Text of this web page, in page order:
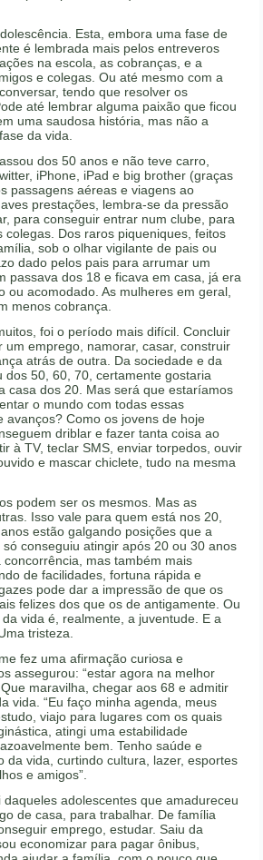
Esta, embora uma fase de
é lembrada mais pelos entreveros
na escola, as cobranças, e a
e colegas. Ou até mesmo com a
tendo que resolver os
até lembrar alguma paixão que ficou
uma saudosa história, mas não a
da vida.
dos 50 anos e não teve carro,
iPhone, iPad e big brother (graças
passagens aéreas e viagens ao
prestações, lembra-se da pressão
para conseguir entrar num clube, para
colegas. Dos raros piqueniques, feitos
sob o olhar vigilante de pais ou
dado pelos pais para arrumar um
passava dos 18 e ficava em casa, já era
ou acomodado. As mulheres em geral,
menos cobrança.
foi o período mais difícil. Concluir
um emprego, namorar, casar, construir
atrás de outra. Da sociedade e da
dos 50, 60, 70, certamente gostaria
casa dos 20. Mas será que estaríamos
o mundo com todas essas
avanços? Como os jovens de hoje
driblar e fazer tanta coisa ao
à TV, teclar SMS, enviar torpedos, ouvir
e mascar chiclete, tudo na mesma
podem ser os mesmos. Mas as
Isso vale para quem está nos 20,
estão galgando posições que a
conseguiu atingir após 20 ou 30 anos
mas também mais
de facilidades, fortuna rápida e
pode dar a impressão de que os
felizes dos que os de antigamente. Ou
vida é, realmente, a juventude. E a
tristeza.
fez uma afirmação curiosa e
assegurou: “estar agora na melhor
maravilha, chegar aos 68 e admitir
vida. “Eu faço minha agenda, meus
viajo para lugares com os quais
atingi uma estabilidade
bem. Tenho saúde e
da vida, curtindo cultura, lazer, esportes
e amigos”.
daqueles adolescentes que amadureceu
de casa, para trabalhar. De família
emprego, estudar. Saiu da
economizar para pagar ônibus,